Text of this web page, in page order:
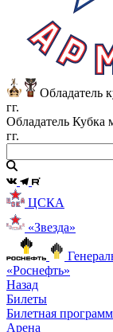
Обладатель
гг.
Обладатель Кубка
гг.
ЦСКА
«Звезда»
«Роснефть»
Назад
Билеты
Билетная
Арена